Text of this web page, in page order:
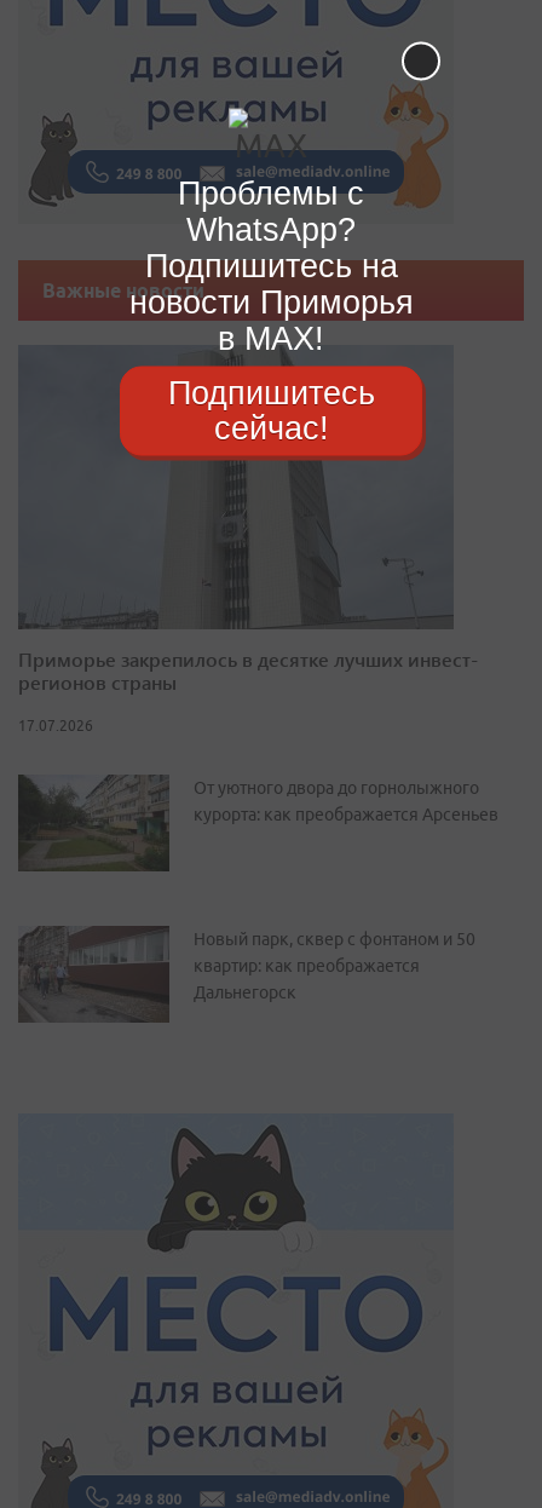
Важные новости
Приморье закрепилось в десятке лучших инвест-
регионов страны
17.07.2026
От уютного двора до горнолыжного
курорта: как преображается Арсеньев
Новый парк, сквер с фонтаном и 50
квартир: как преображается
Дальнегорск
Проблемы с
WhatsApp?
Подпишитесь на
новости Приморья
в MAX!
Подпишитесь
сейчас!